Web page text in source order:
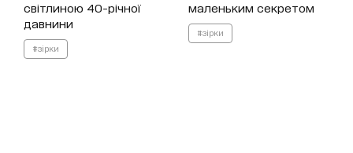
світлиною 40-річної
давнини
#зірки
маленьким секретом
#зірки